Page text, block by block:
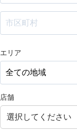
エリア
店舗
選択してください